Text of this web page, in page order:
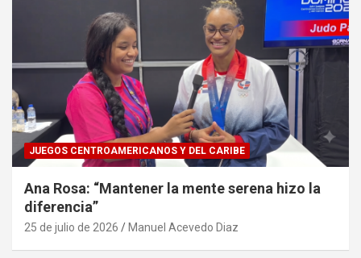
JUEGOS CENTROAMERICANOS Y DEL CARIBE
Ana Rosa: “Mantener la mente serena hizo la
diferencia”
25 de julio de 2026 Manuel Acevedo Diaz